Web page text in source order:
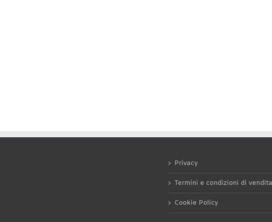
Privacy
Termini e condizioni di vendita
Cookie Policy